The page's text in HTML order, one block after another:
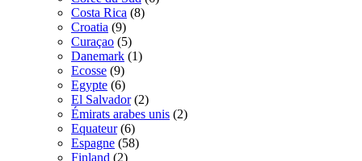
Costa Rica (8)
Croatia (9)
Curaçao (5)
Danemark (1)
Ecosse (9)
Egypte (6)
El Salvador (2)
Émirats arabes unis (2)
Equateur (6)
Espagne (58)
Finland (2)